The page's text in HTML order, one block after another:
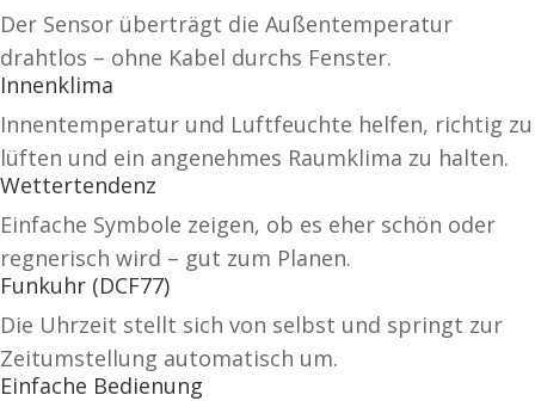
Der Sensor überträgt die Außentemperatur
drahtlos – ohne Kabel durchs Fenster.
Innenklima
Innentemperatur und Luftfeuchte helfen, richtig zu
lüften und ein angenehmes Raumklima zu halten.
Wettertendenz
Einfache Symbole zeigen, ob es eher schön oder
regnerisch wird – gut zum Planen.
Funkuhr (DCF77)
Die Uhrzeit stellt sich von selbst und springt zur
Zeitumstellung automatisch um.
Einfache Bedienung